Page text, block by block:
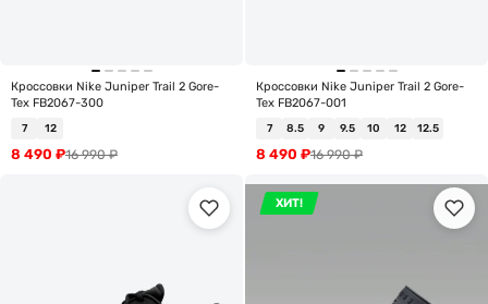
Кроссовки Nike Juniper Trail 2 Gore-
Tex FB2067-300
7 12
16 990₽
8 490 ₽
Кроссовки Nike Juniper Trail 2 Gore-
Tex FB2067-001
7 8.5 9 9.5 10 12 12.5
16 990₽
8 490 ₽
ХИТ!